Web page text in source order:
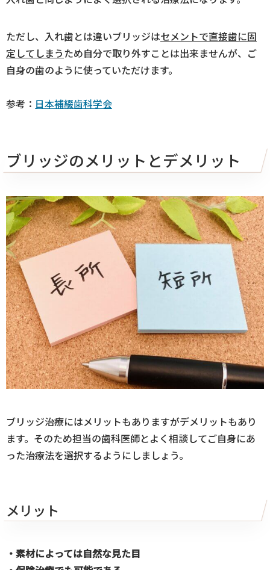
ただし、入れ歯とは違いブリッジはセメントで直接歯に固
定してしまうため自分で取り外すことは出来ませんが、ご
自身の歯のように使っていただけます。
参考： 日本補綴歯科学会
ブリッジのメリットとデメリット
ブリッジ治療にはメリットもありますがデメリットもあり
ます。そのため担当の歯科医師とよく相談してご自身にあ
った治療法を選択するようにしましょう。
メリット
・素材によっては自然な見た目